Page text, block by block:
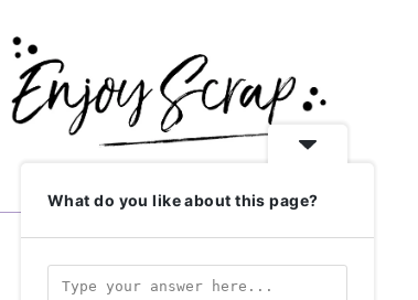
Abonnez-vous
What do you like about this page?